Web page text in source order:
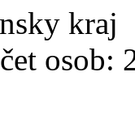
kraj
osob: